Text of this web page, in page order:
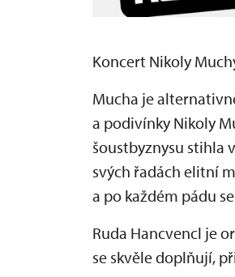
Koncert Nikoly
Mucha je
a podivínky Nikoly
šoustbyznysu stihla
svých řadách elitní
a po každém pádu
Ruda Hancvencl je
se skvěle doplňují,